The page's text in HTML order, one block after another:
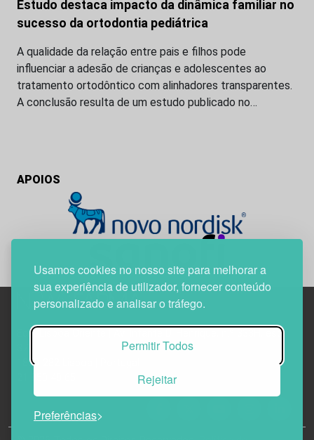
Usamos cookies no nosso site para melhorar a
sua experiência de utilizador, fornecer conteúdo
personalizado e analisar o tráfego.
Permitir Todos
Rejeitar
Preferências
Estudo destaca impacto da dinâmica familiar no
sucesso da ortodontia pediátrica
A qualidade da relação entre pais e filhos pode
influenciar a adesão de crianças e adolescentes ao
tratamento ortodôntico com alinhadores transparentes.
A conclusão resulta de um estudo publicado no…
APOIOS
Edif. Lisboa Oriente | Av. Infante D. Henrique, n.º 333H, esc.
1800-282 Lisboa | Portugal